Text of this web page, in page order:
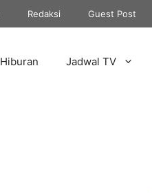
Redaksi Guest Post
Hiburan Jadwal TV